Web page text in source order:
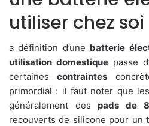
utiliser chez soi
a définition d’une batterie
utilisation domestique passe
certainescontraintes
primordial : il faut noter que les
généralement des pads de
recouverts de silicone pour un